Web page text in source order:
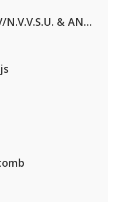
Lustrum U.V.S.V/N.V.V.S.U. & ANNO ONS & Jopke van Dobbenburgh & Roeland Beelen